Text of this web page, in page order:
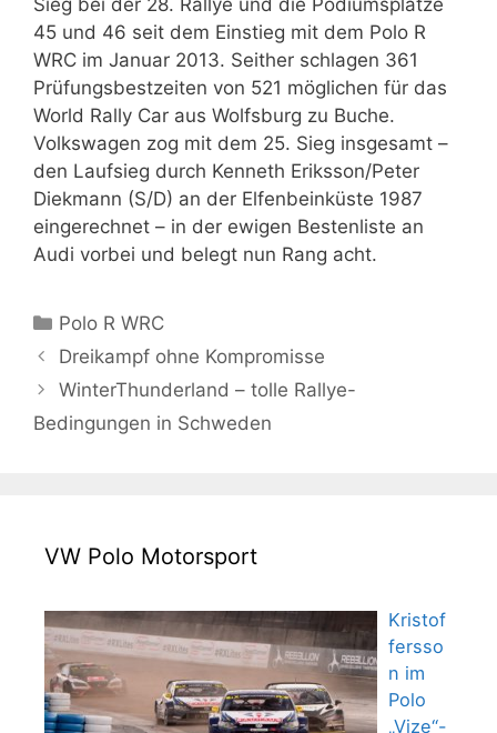
45 und 46 seit dem Einstieg mit dem Polo R
WRC im Januar 2013. Seither schlagen 361
Prüfungsbestzeiten von 521 möglichen für das
World Rally Car aus Wolfsburg zu Buche.
Volkswagen zog mit dem 25. Sieg insgesamt –
den Laufsieg durch Kenneth Eriksson/Peter
Diekmann (S/D) an der Elfenbeinküste 1987
eingerechnet – in der ewigen Bestenliste an
Audi vorbei und belegt nun Rang acht.
Kategorien
Polo R WRC
Dreikampf ohne Kompromisse
WinterThunderland – tolle Rallye-
Bedingungen in Schweden
VW Polo Motorsport
Kristof
fersso
n im
Polo
„Vize“-